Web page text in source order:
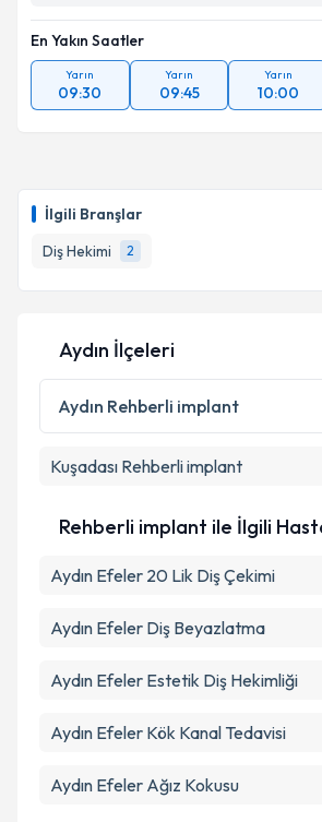
İlgili Branşlar
Diş Hekimi
2
En Yakın Saatler
Yarın
09:30
Yarın
09:45
Yarın
10:00
Aydın İlçeleri
Aydın Rehberli implant
Kuşadası Rehberli implant
Rehberli implant ile İlgili
Aydın Efeler 20 Lik Diş Çekimi
Aydın Efeler Diş Beyazlatma
Aydın Efeler Estetik Diş Hekimliği
Aydın Efeler Kök Kanal Tedavisi
Aydın Efeler Ağız Kokusu